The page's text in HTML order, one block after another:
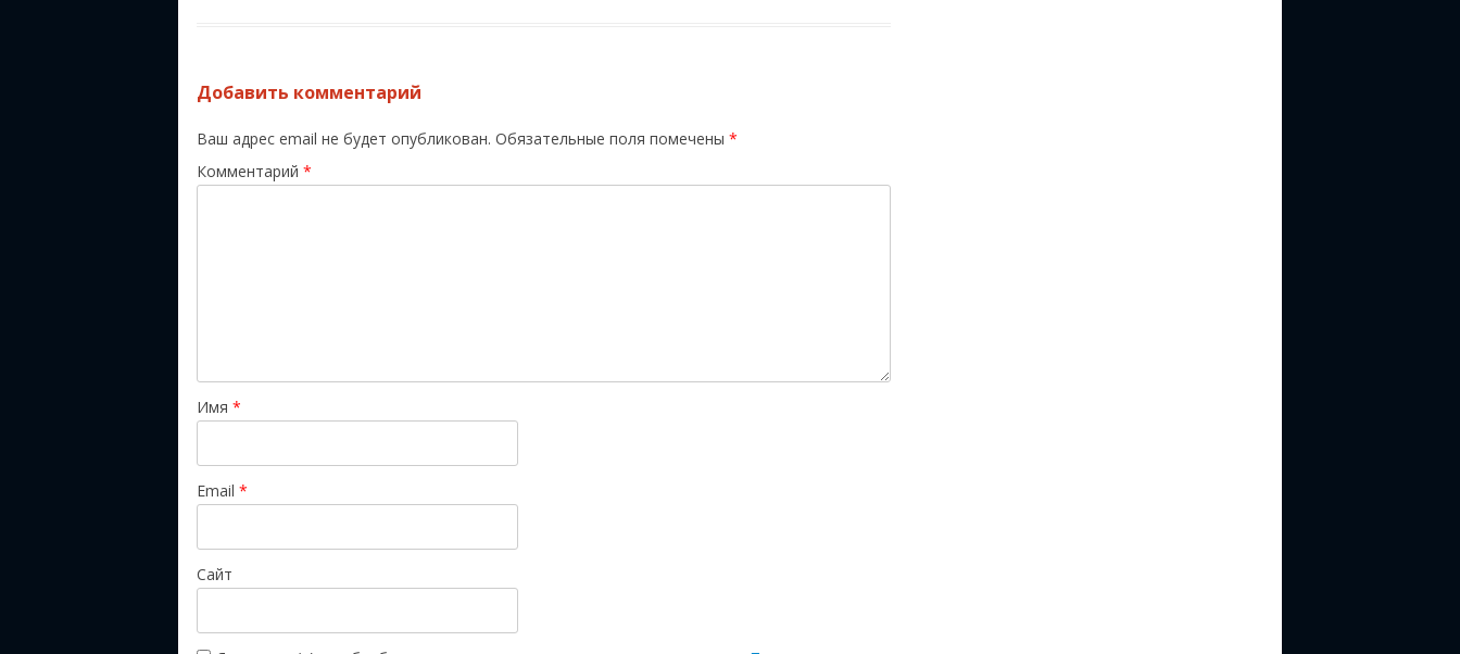
Добавить комментарий
Ваш адрес email не будет опубликован. Обязательные поля помечены *
Комментарий *
Имя *
Email *
Сайт